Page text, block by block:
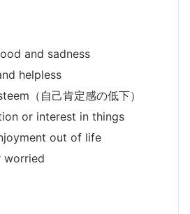
and sadness
helpless
（自己肯定感の低下）
or interest in things
out of life
worried